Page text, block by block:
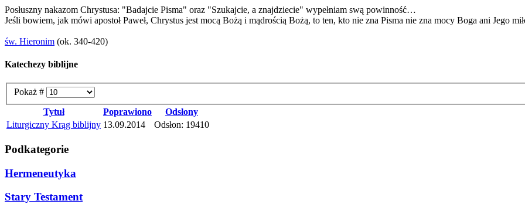
Posłuszny nakazom Chrystusa: "Badajcie Pisma" oraz "Szukajcie, a znajdziecie" wypełniam swą powinność…
Jeśli bowiem, jak mówi apostoł Paweł, Chrystus jest mocą Bożą i mądrością Bożą, to ten, kto nie zna Pisma nie zna mocy Boga ani Jego
św. Hieronim (ok. 340-420)
Katechezy biblijne
Pokaż #
Tytuł
Poprawiono
Odsłony
Liturgiczny Krąg biblijny 13.09.2014 Odsłon: 19410
Podkategorie
Hermeneutyka
Stary Testament